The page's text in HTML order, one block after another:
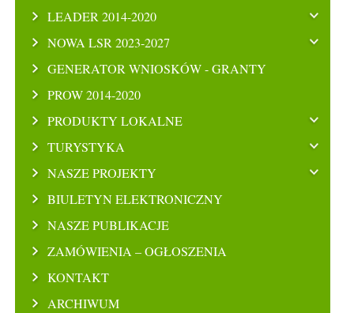
LEADER 2014-2020
NOWA LSR 2023-2027
GENERATOR WNIOSKÓW - GRANTY
PROW 2014-2020
PRODUKTY LOKALNE
TURYSTYKA
NASZE PROJEKTY
BIULETYN ELEKTRONICZNY
NASZE PUBLIKACJE
ZAMÓWIENIA – OGŁOSZENIA
KONTAKT
ARCHIWUM